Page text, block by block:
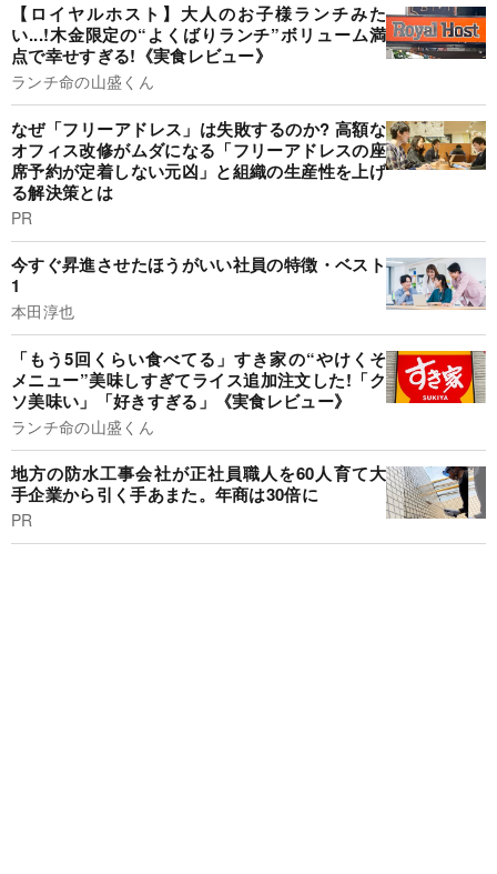
【ロイヤルホスト】大人のお子様ランチみた
い...!木金限定の“よくばりランチ”ボリューム満
点で幸せすぎる!《実食レビュー》
ランチ命の山盛くん
なぜ「フリーアドレス」は失敗するのか? 高額な
オフィス改修がムダになる「フリーアドレスの座
席予約が定着しない元凶」と組織の生産性を上げ
る解決策とは
PR
今すぐ昇進させたほうがいい社員の特徴・ベスト
1
本田淳也
「もう5回くらい食べてる」すき家の“やけくそ
メニュー”美味しすぎてライス追加注文した!「ク
ソ美味い」「好きすぎる」《実食レビュー》
ランチ命の山盛くん
地方の防水工事会社が正社員職人を60人育て大
手企業から引く手あまた。年商は30倍に
PR